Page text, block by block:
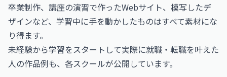
卒業制作、講座の演習で作ったWebサイト、模写したデ
ザインなど、学習中に手を動かしたものはすべて素材にな
り得ます。
未経験から学習をスタートして実際に就職・転職を叶えた
人の作品例も、各スクールが公開しています。